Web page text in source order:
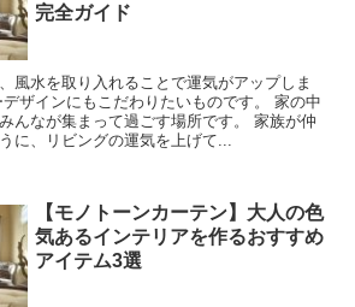
完全ガイド
風水を取り入れることで運気がアップしま
ザインにもこだわりたいものです。 家の中
んなが集まって過ごす場所です。 家族が仲
に、リビングの運気を上げて...
【モノトーンカーテン】大人の色
気あるインテリアを作るおすすめ
アイテム3選